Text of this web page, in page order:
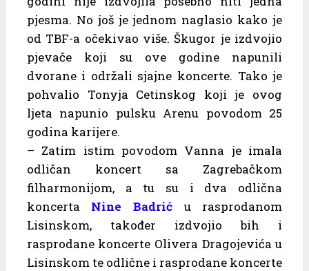
pjesma. No još je jednom naglasio kako je
od TBF-a očekivao više. Škugor je izdvojio
pjevače koji su ove godine napunili
dvorane i održali sjajne koncerte. Tako je
pohvalio Tonyja Cetinskog koji je ovog
ljeta napunio pulsku Arenu povodom 25
godina karijere.
– Zatim istim povodom Vanna je imala
odličan koncert sa Zagrebačkom
filharmonijom, a tu su i dva odlična
koncerta Nine Badrić u rasprodanom
Lisinskom, također izdvojio bih i
rasprodane koncerte Olivera Dragojevića u
Lisinskom te odlične i rasprodane koncerte